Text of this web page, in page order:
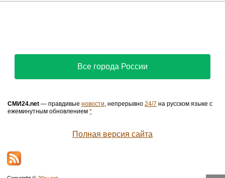
Все города России
СМИ24.net — правдивые новости, непрерывно 24/7 на русском языке с
ежеминутным обновлением *
Полная версия сайта